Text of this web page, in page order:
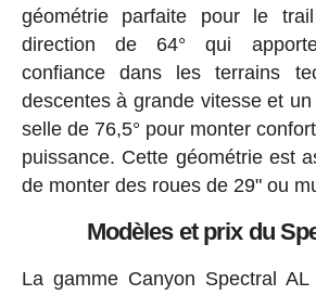
géométrie parfaite pour le
direction de 64° qui
confiance dans les terrains
descentes à grande vitesse et
selle de 76,5° pour monter
puissance. Cette géométrie est
de monter des roues de 29" ou
Modèles et prix du
La gamme Canyon Spectral